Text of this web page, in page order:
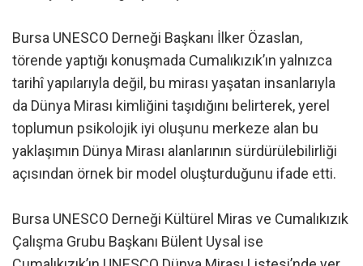
Bursa UNESCO Derneği Başkanı İlker Özaslan,
törende yaptığı konuşmada Cumalıkızık’ın yalnızca
tarihî yapılarıyla değil, bu mirası yaşatan insanlarıyla
da Dünya Mirası kimliğini taşıdığını belirterek, yerel
toplumun psikolojik iyi oluşunu merkeze alan bu
yaklaşımın Dünya Mirası alanlarının sürdürülebilirliği
açısından örnek bir model oluşturduğunu ifade etti.
Bursa UNESCO Derneği Kültürel Miras ve Cumalıkızık
Çalışma Grubu Başkanı Bülent Uysal ise